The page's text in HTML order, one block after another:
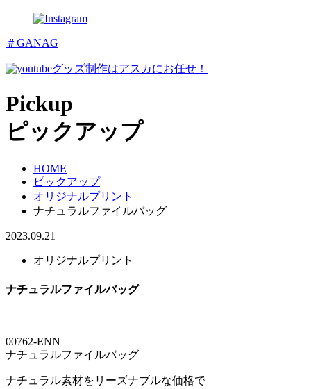
＃GANAG
グッズ制作はアスカにお任せ！
Pickup
ピックアップ
HOME
ピックアップ
オリジナルプリント
ナチュラルファイルバッグ
2023.09.21
オリジナルプリント
ナチュラルファイルバッグ
00762-ENN
ナチュラルファイルバッグ
ナチュラル素材をリーズナブルな価格で